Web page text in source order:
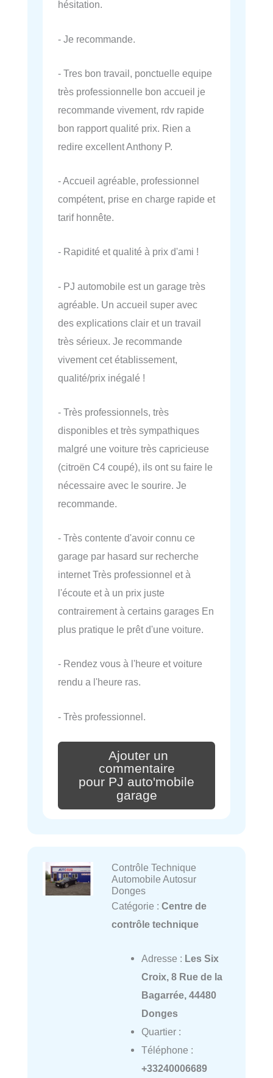
hésitation.
- Je recommande.
- Tres bon travail, ponctuelle equipe
très professionnelle bon accueil je
recommande vivement, rdv rapide
bon rapport qualité prix. Rien a
redire excellent Anthony P.
- Accueil agréable, professionnel
compétent, prise en charge rapide et
tarif honnête.
- Rapidité et qualité à prix d'ami !
- PJ automobile est un garage très
agréable. Un accueil super avec
des explications clair et un travail
très sérieux. Je recommande
vivement cet établissement,
qualité/prix inégalé !
- Très professionnels, très
disponibles et très sympathiques
malgré une voiture très capricieuse
(citroën C4 coupé), ils ont su faire le
nécessaire avec le sourire. Je
recommande.
- Très contente d'avoir connu ce
garage par hasard sur recherche
internet Très professionnel et à
l'écoute et à un prix juste
contrairement à certains garages En
plus pratique le prêt d'une voiture.
- Rendez vous à l'heure et voiture
rendu a l'heure ras.
- Très professionnel.
Ajouter un
commentaire
pour PJ auto'mobile
garage
Contrôle Technique
Automobile Autosur
Donges
Catégorie : Centre de
contrôle technique
Adresse : Les Six
Croix, 8 Rue de la
Bagarrée, 44480
Donges
Quartier :
Téléphone :
+33240006689